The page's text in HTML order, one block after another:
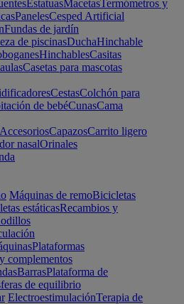
EstatuasMacetasTermómetros y
PanelesCesped Artificial
Fundas de jardín
de piscinasDuchaHinchable
HinchablesCasitas
Casetas para mascotas
CestasColchón para
de bebéCunasCama
AccesoriosCapazosCarrito ligero
nasalOrinales
Máquinas de remoBicicletas
estáticasRecambios y
Plataformas
complementos
BarrasPlataforma de
de equilibrio
ElectroestimulaciónTerapia de